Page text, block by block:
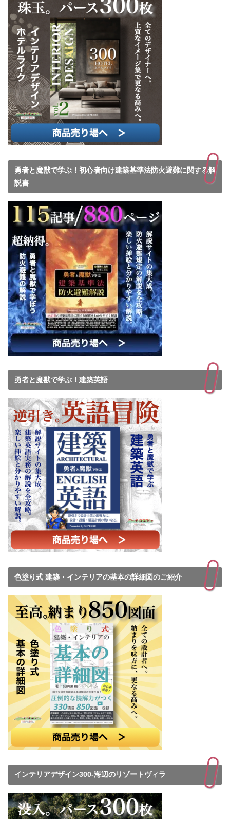
勇者と魔獣で学ぶ！初心者向け建築基準法防火避難に関する解
説書
勇者と魔獣で学ぶ！建築英語
色塗り式 建築・インテリアの基本の詳細図のご紹介
インテリアデザイン300-海辺のリゾートヴィラ